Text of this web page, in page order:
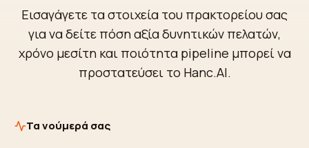
Εισαγάγετε τα στοιχεία του πρακτορείου σας
για να δείτε πόση αξία δυνητικών πελατών,
χρόνο μεσίτη και ποιότητα pipeline μπορεί να
προστατεύσει το Hanc.AI.
Τα νούμερά σας